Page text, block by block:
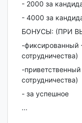
- 2000 за
- 4000 за
БОНУСЫ: (ПРИ
-фиксированный
сотрудничества)
-
сотрудничества)
- за успешное
...